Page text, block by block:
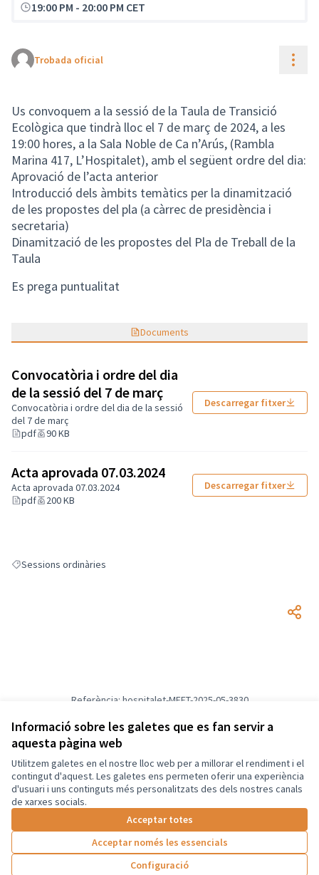
Informació sobre les galetes que es fan servir a
aquesta pàgina web
Utilitzem galetes en el nostre lloc web per a millorar el rendiment i el
contingut d'aquest. Les galetes ens permeten oferir una experiència
d'usuari i uns continguts més personalitzats des dels nostres canals
de xarxes socials.
Acceptar totes
Acceptar només les essencials
Configuració
19:00 PM - 20:00 PM CET
Trobada oficial
Us convoquem a la sessió de la Taula de Transició
Ecològica que tindrà lloc el 7 de març de 2024, a les
19:00 hores, a la Sala Noble de Ca n’Arús, (Rambla
Marina 417, L’Hospitalet), amb el següent ordre del dia:
Aprovació de l’acta anterior
Introducció dels àmbits temàtics per la dinamització
de les propostes del pla (a càrrec de presidència i
secretaria)
Dinamització de les propostes del Pla de Treball de la
Taula
Es prega puntualitat
Documents
Convocatòria i ordre del dia
de la sessió del 7 de març
Convocatòria i ordre del dia de la sessió
del 7 de març
pdf
90 KB
Descarregar fitxer
Acta aprovada 07.03.2024
Acta aprovada 07.03.2024
pdf
200 KB
Descarregar fitxer
Resultats en filtrar per: Sessions ordinàries
Sessions ordinàries
Referència: hospitalet-MEET-2025-05-3830
Afegir al calendari
Termes i condicions d'ús
Configuració de les galetes
Triar la llenguaElegir el idioma
Amb
(Enllaç